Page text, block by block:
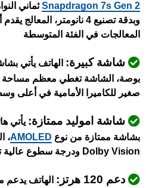
Snapdragon 7s Gen 2
وبدقة تصنيع 4 نانومتر،
المعالجات في الفئة المتوسطة
شاشة كبيرة:
بوصة، الشاشة تغطي معظم مساحة
صغير للكاميرا الأمامية في أعلى
شاشة اموليد ممتازة:
بشاشة ممتازة من نوع AMOLED
Dolby Vision ودرجة سطوع عالية تصل حتى 1800 شمعة
دعم 120 هرتز: الهاتف